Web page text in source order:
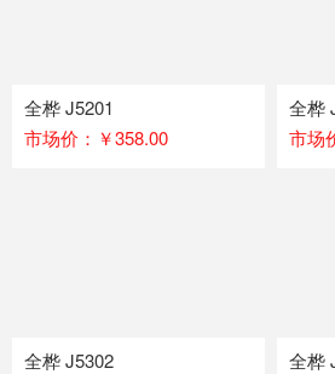
全桦 J5201
市场价：￥358.00
全桦
市场
全桦 J5302
全桦